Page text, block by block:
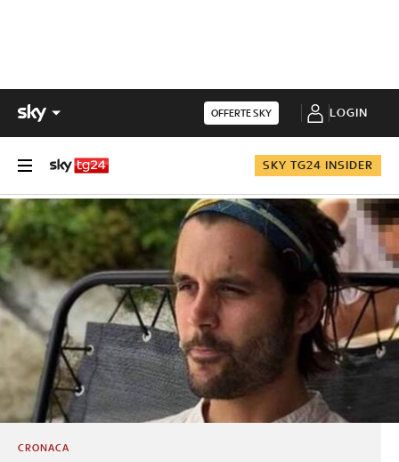
OFFERTE SKY LOGIN
SKY TG24 INSIDER
CRONACA